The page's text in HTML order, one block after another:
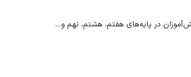
در پایه‌های هفتم، هشتم، نهم و…